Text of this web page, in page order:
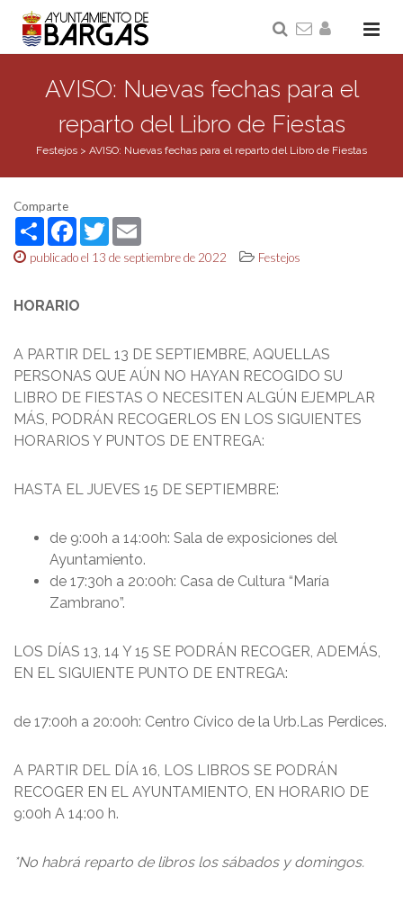
AVISO: Nuevas fechas para el
reparto del Libro de Fiestas
Festejos > AVISO: Nuevas fechas para el reparto del Libro de Fiestas
Comparte
ShareFacebook
Twitter
publicado el 13 de septiembre de 2022 Festejos
HORARIO
A PARTIR DEL 13 DE SEPTIEMBRE, AQUELLAS
PERSONAS QUE AÚN NO HAYAN RECOGIDO SU
LIBRO DE FIESTAS O NECESITEN ALGÚN EJEMPLAR
MÁS, PODRÁN RECOGERLOS EN LOS SIGUIENTES
HORARIOS Y PUNTOS DE ENTREGA:
HASTA EL JUEVES 15 DE SEPTIEMBRE:
de 9:00h a 14:00h: Sala de exposiciones del
Ayuntamiento.
de 17:30h a 20:00h: Casa de Cultura “María
Zambrano”.
LOS DÍAS 13, 14 Y 15 SE PODRÁN RECOGER, ADEMÁS,
EN EL SIGUIENTE PUNTO DE ENTREGA:
de 17:00h a 20:00h: Centro Cívico de la Urb.Las Perdices.
A PARTIR DEL DÍA 16, LOS LIBROS SE PODRÁN
RECOGER EN EL AYUNTAMIENTO, EN HORARIO DE
9:00h A 14:00 h.
*No habrá reparto de libros los sábados y domingos.